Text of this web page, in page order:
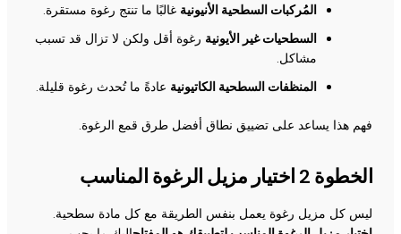
المُركبات السطحية الأنيونية غالبًا ما تنتج رغوة مستقرة.
السطحيات غير الأيونية رغوة أقل ولكن لا تزال قد تسبب
مشاكل.
المنظفات السطحية الكاتيونية عادةً ما تُحدث رغوة قليلة.
فهم هذا يساعد على تضييق نطاق أفضل طرق قمع الرغوة.
الخطوة 2 اختيار مزيل الرغوة المناسب
ليس كل مزيل رغوة يعمل بنفس الطريقة مع كل مادة سطحية.